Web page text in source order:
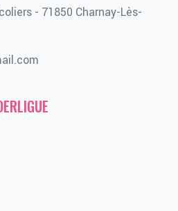
- 71850 Charnay-Lès-